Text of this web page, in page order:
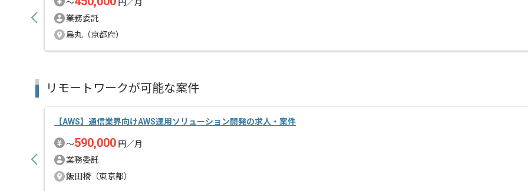
〜
円／月
業務委託
烏丸（京都府）
リモートワークが可能な案件
【AWS】通信業界向けAWS運用ソリューション開発の求人・案件
〜590,000 円／月
業務委託
飯田橋（東京都）